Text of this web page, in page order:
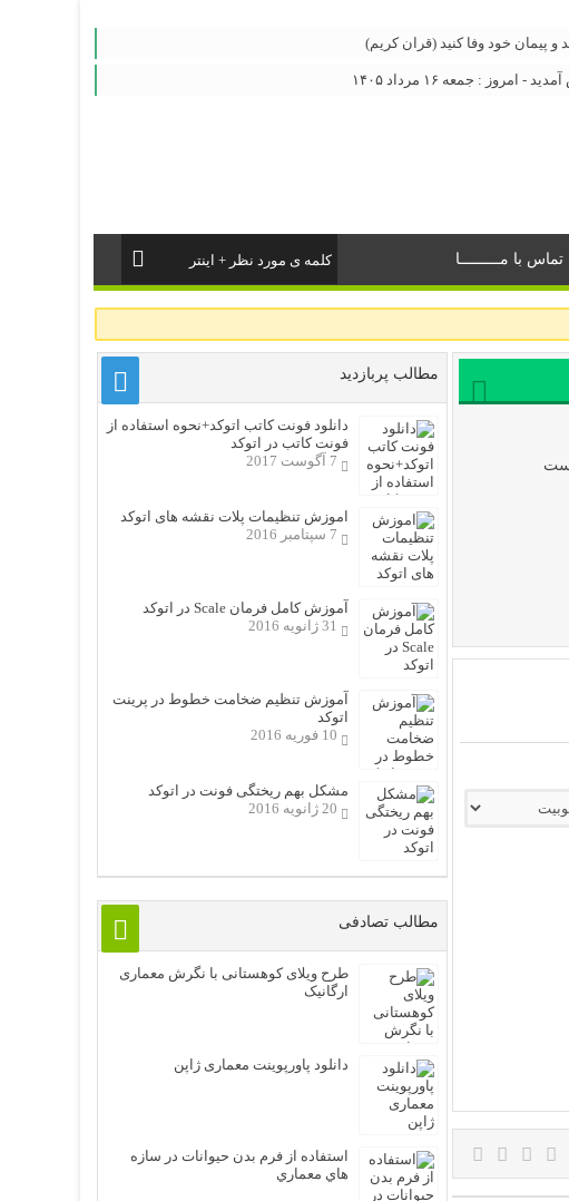
و پیمان خود وفا کنید (قران کریم)
- امروز : جمعه ۱۶ مرداد ۱۴۰۵
تماس با مـــــــــا
مطالب پربازدید
دانلود فونت کاتب اتوکد+نحوه استفاده از
فونت کاتب در اتوکد
7 آگوست 2017
اموزش تنظیمات پلات نقشه های اتوکد
7 سپتامبر 2016
آموزش کامل فرمان Scale در اتوکد
31 ژانویه 2016
آموزش تنظیم ضخامت خطوط در پرینت
اتوکد
10 فوریه 2016
مشکل بهم ریختگی فونت در اتوکد
20 ژانویه 2016
مطالب تصادفی
طرح ویلای کوهستانی با نگرش معماری
ارگانیک
دانلود پاورپوینت معماری ژاپن
استفاده از فرم بدن حيوانات در سازه
هاي معماري